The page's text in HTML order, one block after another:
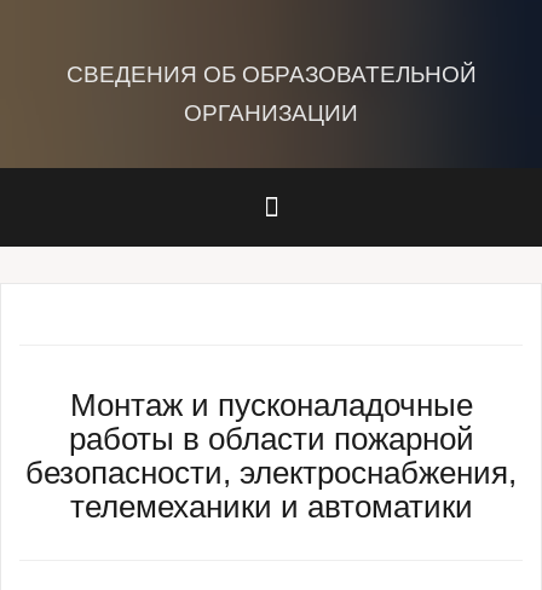
СВЕДЕНИЯ ОБ ОБРАЗОВАТЕЛЬНОЙ
ОРГАНИЗАЦИИ
Монтаж и пусконаладочные
работы в области пожарной
безопасности, электроснабжения,
телемеханики и автоматики